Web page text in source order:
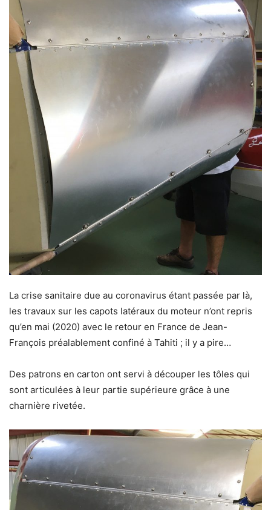
La crise sanitaire due au coronavirus étant passée par là,
les travaux sur les capots latéraux du moteur n’ont repris
qu’en mai (2020) avec le retour en France de Jean-
François préalablement confiné à Tahiti ; il y a pire…
Des patrons en carton ont servi à découper les tôles qui
sont articulées à leur partie supérieure grâce à une
charnière rivetée.